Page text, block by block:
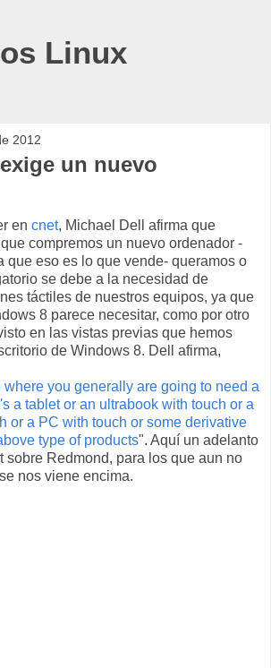
Linux
2012
un nuevo
en cnet, Michael Dell afirma que
compremos un nuevo ordenador -
que eso es lo que vende- queramos o
se debe a la necesidad de
táctiles de nuestros equipos, ya que
8 parece necesitar, como por otro
en las vistas previas que hemos
de Windows 8. Dell afirma,
you generally are going to need a
a tablet or an ultrabook with touch or a
or a PC with touch or some derivative
type of products". Aquí un adelanto
sobre Redmond, para los que aun no
nos viene encima.